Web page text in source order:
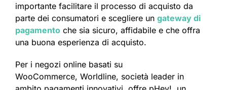
importante facilitare il processo di acquisto da
parte dei consumatori e scegliere un gateway di
pagamento che sia sicuro, affidabile e che offra
una buona esperienza di acquisto.
Per i negozi online basati su
WooCommerce, Worldline, società leader in